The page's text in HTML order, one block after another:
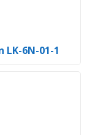
LK-6N-01-1